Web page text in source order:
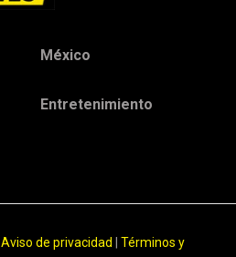
México
Entretenimiento
Aviso de privacidad
Términos y